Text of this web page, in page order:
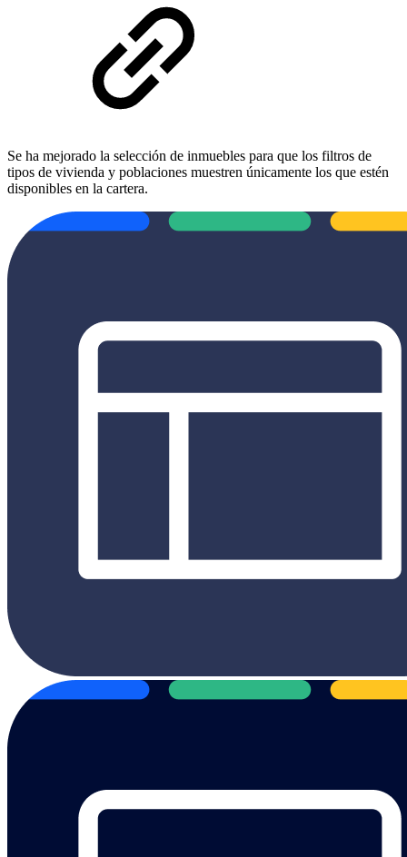
Se ha mejorado la selección de inmuebles para que los filtros de
tipos de vivienda y poblaciones muestren únicamente los que estén
disponibles en la cartera.